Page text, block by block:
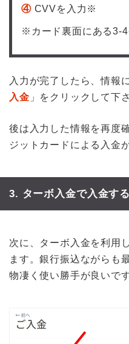
④CVVを入力※
※カード裏面にある3-
入力が完了したら、情報
入金 」をクリックして下
後は入力した情報を再度
ジットカードによる入金
3. ターボ入金で入金す
次に、ターボ入金を利用
ます。銀行振込ながらも
物凄く使い勝手が良いです